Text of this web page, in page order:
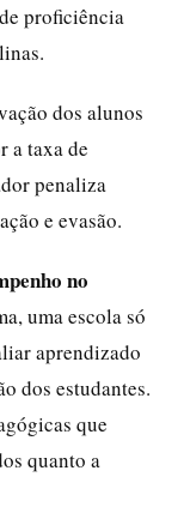
proficiência
dos alunos
a taxa de
penaliza
e evasão.
no
uma escola só
aprendizado
dos estudantes.
que
quanto a